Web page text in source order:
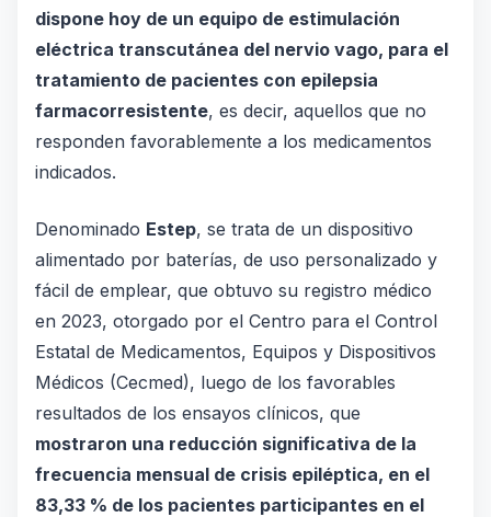
dispone hoy de un equipo de estimulación
eléctrica transcutánea del nervio vago, para el
tratamiento de pacientes con epilepsia
farmacorresistente, es decir, aquellos que no
responden favorablemente a los medicamentos
indicados.
Denominado Estep, se trata de un dispositivo
alimentado por baterías, de uso personalizado y
fácil de emplear, que obtuvo su registro médico
en 2023, otorgado por el Centro para el Control
Estatal de Medicamentos, Equipos y Dispositivos
Médicos (Cecmed), luego de los favorables
resultados de los ensayos clínicos, que
mostraron una reducción significativa de la
frecuencia mensual de crisis epiléptica, en el
83,33 % de los pacientes participantes en el